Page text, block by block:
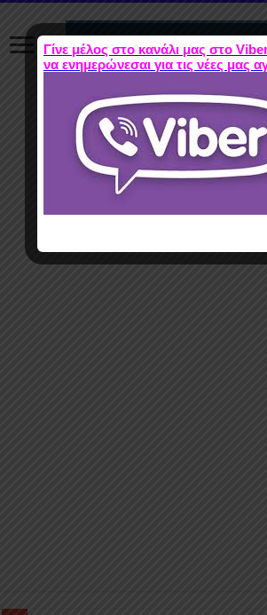
Γίνε μέλος στο κανάλι μας στο
να ενημερώνεσαι για τις νέες μας